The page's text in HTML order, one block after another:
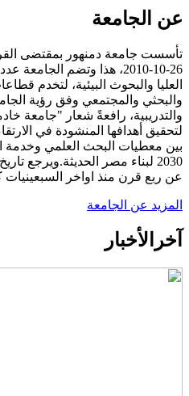
عن الجامعة
العليا والبحوث البيئية، لتخدم
والبحثي والمجتمعي وفق رؤية
والتدريبية، رافعةً شعار "جامعة
لتحقيق أهدافها المنشودة في
بين معطيات البحث العلمي وخدمة
2030 لبناء مصر الحديثة.ويرجع
عن ربع قرن منذ اواخر السبعينيات
المزيد عن الجامعة
آخر الأخبار